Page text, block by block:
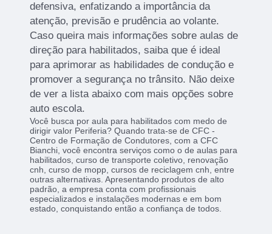
defensiva, enfatizando a importância da
atenção, previsão e prudência ao volante.
Caso queira mais informações sobre aulas de
direção para habilitados, saiba que é ideal
para aprimorar as habilidades de condução e
promover a segurança no trânsito. Não deixe
de ver a lista abaixo com mais opções sobre
auto escola.
Você busca por aula para habilitados com medo de
dirigir valor Periferia? Quando trata-se de CFC -
Centro de Formação de Condutores, com a CFC
Bianchi, você encontra serviços como o de aulas para
habilitados, curso de transporte coletivo, renovação
cnh, curso de mopp, cursos de reciclagem cnh, entre
outras alternativas. Apresentando produtos de alto
padrão, a empresa conta com profissionais
especializados e instalações modernas e em bom
estado, conquistando então a confiança de todos.